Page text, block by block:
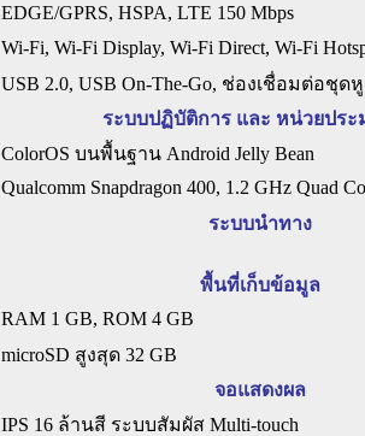
EDGE/GPRS, HSPA, LTE 150 Mbps
Wi-Fi, Wi-Fi Display, Wi-Fi Direct, Wi-Fi
USB 2.0, USB On-The-Go, ช่องเชื่อมต่อชุ
ระบบปฏิบัติการ และ หน่วยประ
ColorOS บนพื้นฐาน Android Jelly Bean
Qualcomm Snapdragon 400, 1.2 GHz Quad
ระบบนำทาง
พื้นที่เก็บข้อมูล
RAM 1 GB, ROM 4 GB
microSD สูงสุด 32 GB
จอแสดงผล
IPS 16 ล้านสี ระบบสัมผัส Multi-touch